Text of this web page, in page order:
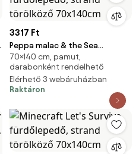
3317 Ft
Peppa malac & the Sea
fürdőlepedő, strand törölköző
70x140cm
70×140 cm, pamut,
darabonként rendelhető
Elérhető 3 webáruházban
Raktáron